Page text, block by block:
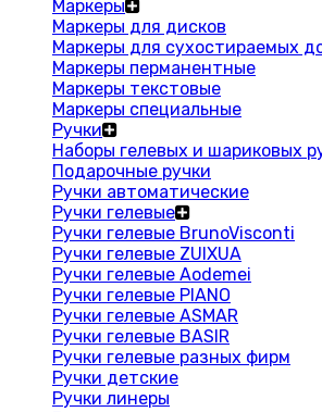
Маркеры
Маркеры для дисков
Маркеры для сухостираемых
Маркеры перманентные
Маркеры текстовые
Маркеры специальные
Ручки
Наборы гелевых и шариковых
Подарочные ручки
Ручки автоматические
Ручки гелевые
Ручки гелевые BrunoVisconti
Ручки гелевые ZUIXUA
Ручки гелевые Aodemei
Ручки гелевые PIANO
Ручки гелевые ASMAR
Ручки гелевые BASIR
Ручки гелевые разных фирм
Ручки детские
Ручки линеры